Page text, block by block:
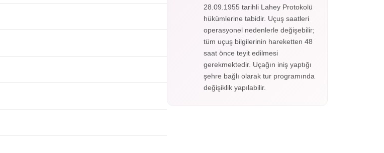
28.09.1955 tarihli Lahey Protokolü
hükümlerine tabidir. Uçuş saatleri
operasyonel nedenlerle değişebilir;
tüm uçuş bilgilerinin hareketten 48
saat önce teyit edilmesi
gerekmektedir. Uçağın iniş yaptığı
şehre bağlı olarak tur programında
değişiklik yapılabilir.